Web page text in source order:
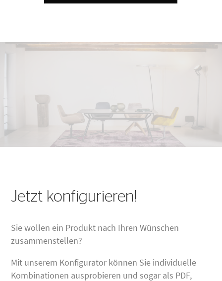
Jetzt konfigurieren!
Sie wollen ein Produkt nach Ihren Wünschen
zusammenstellen?
Mit unserem Konfigurator können Sie individuelle
Kombinationen ausprobieren und sogar als PDF,